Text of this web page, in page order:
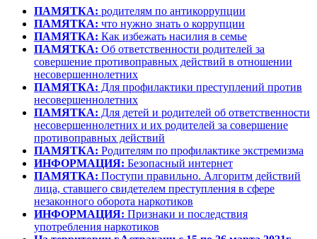
ПАМЯТКА: родителям по антикоррупции
ПАМЯТКА: что нужно знать о коррупции
ПАМЯТКА: Как избежать насилия в семье
ПАМЯТКА: Об ответственности родителей за
совершение противоправных действий в отношении
несовершеннолетних
ПАМЯТКА: Для профилактики преступлений против
несовершеннолетних
ПАМЯТКА: Для детей и родителей об ответственности
несовершеннолетних и их родителей за совершение
противоправных действий
ПАМЯТКА: Родителям по профилактике экстремизма
ИНФОРМАЦИЯ: Безопасный интернет
ПАМЯТКА: Поступи правильно. Алгоритм действий
лица, ставшего свидетелем преступления в сфере
незаконного оборота наркотиков
ИНФОРМАЦИЯ: Признаки и последствия
употребления наркотиков